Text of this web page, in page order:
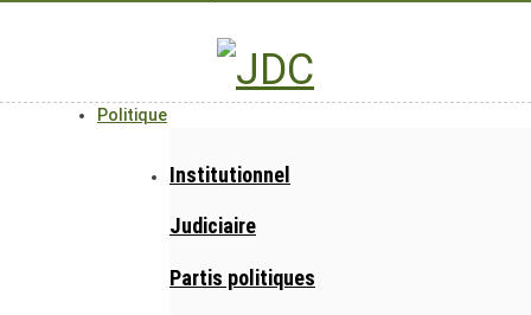
Politique
Institutionnel
Judiciaire
Partis politiques